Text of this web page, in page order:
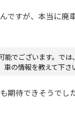
ですが、本当に廃
能でございます。で
の情報を教えて下さ
期待できそうでし